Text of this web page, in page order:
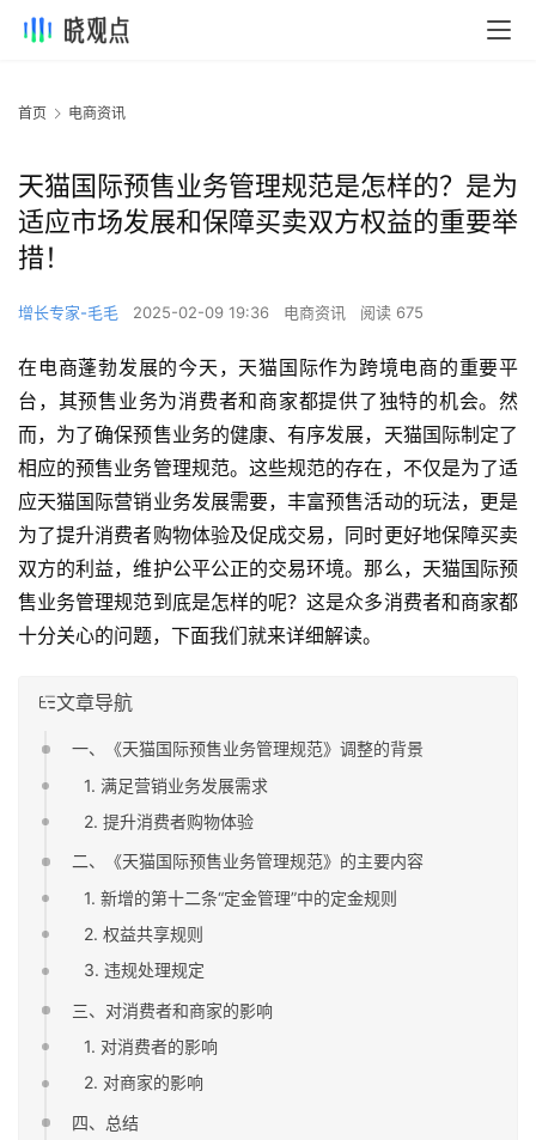
首页 电商资讯
天猫国际预售业务管理规范是怎样的？是为
适应市场发展和保障买卖双方权益的重要举
措！
增长专家-毛毛 2025-02-09 19:36 电商资讯 阅读 675
在电商蓬勃发展的今天，天猫国际作为跨境电商的重要平
台，其预售业务为消费者和商家都提供了独特的机会。然
而，为了确保预售业务的健康、有序发展，天猫国际制定了
相应的预售业务管理规范。这些规范的存在，不仅是为了适
应天猫国际营销业务发展需要，丰富预售活动的玩法，更是
为了提升消费者购物体验及促成交易，同时更好地保障买卖
双方的利益，维护公平公正的交易环境。那么，天猫国际预
售业务管理规范到底是怎样的呢？这是众多消费者和商家都
十分关心的问题，下面我们就来详细解读。
文章导航
一、《天猫国际预售业务管理规范》调整的背景
1. 满足营销业务发展需求
2. 提升消费者购物体验
二、《天猫国际预售业务管理规范》的主要内容
1. 新增的第十二条“定金管理”中的定金规则
2. 权益共享规则
3. 违规处理规定
三、对消费者和商家的影响
1. 对消费者的影响
2. 对商家的影响
四、总结